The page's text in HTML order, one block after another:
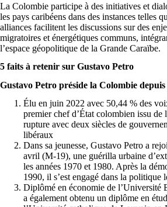
La Colombie participe à des initiatives et
les pays caribéens dans des instances telles
alliances facilitent les discussions sur des
migratoires et énergétiques communs,
l’espace géopolitique de la Grande Caraïbe.
5 faits à retenir sur Gustavo Petro
Gustavo Petro préside la Colombie depuis
Élu en juin 2022 avec 50,44 % des
premier chef d’État colombien issu de
rupture avec deux siècles de
libéraux
Dans sa jeunesse, Gustavo Petro a
avril (M-19), une guérilla urbaine
les années 1970 et 1980. Après la
1990, il s’est engagé dans la politique
Diplômé en économie de l’Université
a également obtenu un diplôme en